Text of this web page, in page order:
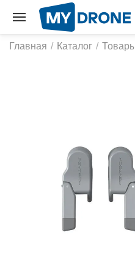
Главная / Каталог /